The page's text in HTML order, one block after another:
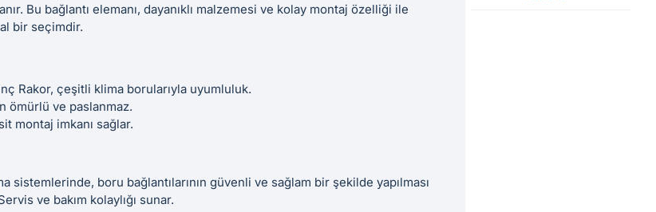
Bu bağlantı elemanı, dayanıklı malzemesi ve kolay montaj özelliği ile
bir seçimdir.
Rakor, çeşitli klima borularıyla uyumluluk.
ömürlü ve paslanmaz.
montaj imkanı sağlar.
sistemlerinde, boru bağlantılarının güvenli ve sağlam bir şekilde yapılması
ve bakım kolaylığı sunar.